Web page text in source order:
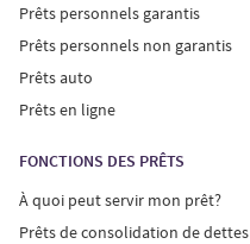
Prêts personnels garantis
Prêts personnels non garantis
Prêts auto
Prêts en ligne
FONCTIONS DES PRÊTS
À quoi peut servir mon prêt?
Prêts de consolidation de dettes